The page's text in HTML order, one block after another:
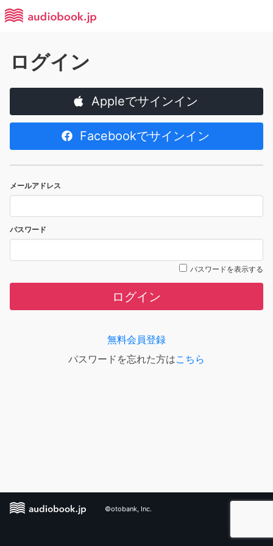
ログイン
Appleでサインイン
Facebookでサインイン
メールアドレス
パスワード
パスワードを表示する
ログイン
無料会員登録
パスワードを忘れた方はこちら
©otobank, Inc.